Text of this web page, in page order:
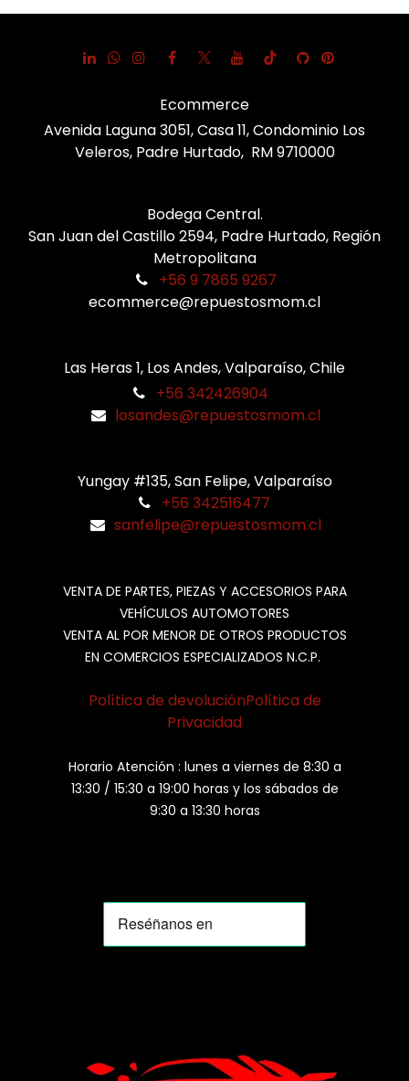
Ecommerce
Avenida Laguna 3051, Casa 11, Condominio Los
Veleros, Padre Hurtado, RM 9710000
Bodega Central.
San Juan del Castillo 2594, Padre Hurtado, Región
Metropolitana
+56 9 7865 9267
ecommerce@repuestosmom.cl
Las Heras 1, Los Andes, Valparaíso, Chile
+56 342426904
losandes@repuestosmom.cl
Yungay #135, San Felipe, Valparaíso
+56 342516477
sanfelipe@repuestosmom.cl
VENTA DE PARTES, PIEZAS Y ACCESORIOS PARA
VEHÍCULOS AUTOMOTORES
VENTA AL POR MENOR DE OTROS PRODUCTOS
EN COMERCIOS ESPECIALIZADOS N.C.P.
Política de devoluciónPolítica de
Privacidad
Horario Atención : lunes a viernes de 8:30 a
13:30 / 15:30 a 19:00 horas y los sábados de
9:30 a 13:30 horas